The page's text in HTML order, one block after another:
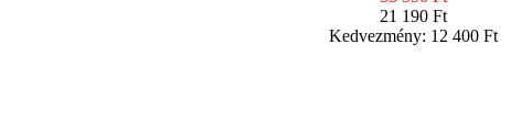
21 190 Ft
Kedvezmény: 12 400 Ft